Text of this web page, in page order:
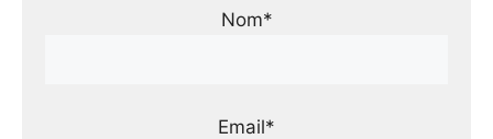
Nom*
Email*